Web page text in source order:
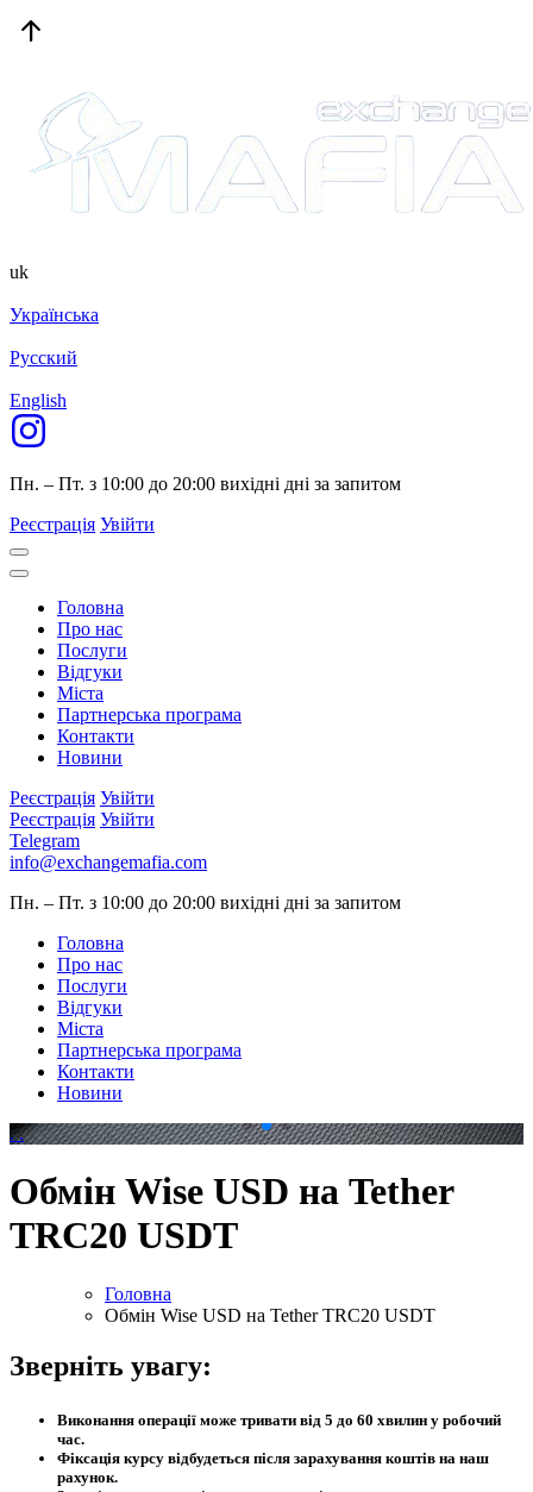
uk
Українська
Русский
English
Пн. – Пт. з 10:00 до 20:00 вихідні дні за запитом
Реєстрація Увійти
Головна
Про нас
Послуги
Відгуки
Міста
Партнерська програма
Контакти
Новини
Реєстрація Увійти
Реєстрація Увійти
Telegram
info@exchangemafia.com
Пн. – Пт. з 10:00 до 20:00 вихідні дні за запитом
Головна
Про нас
Послуги
Відгуки
Міста
Партнерська програма
Контакти
Новини
. .
Обмін Wise USD на Tether
TRC20 USDT
Головна
Обмін Wise USD на Tether TRC20 USDT
Зверніть увагу:
Виконання операції може тривати від 5 до 60 хвилин у робочий
час.
Фіксація курсу відбудеться після зарахування коштів на наш
рахунок.